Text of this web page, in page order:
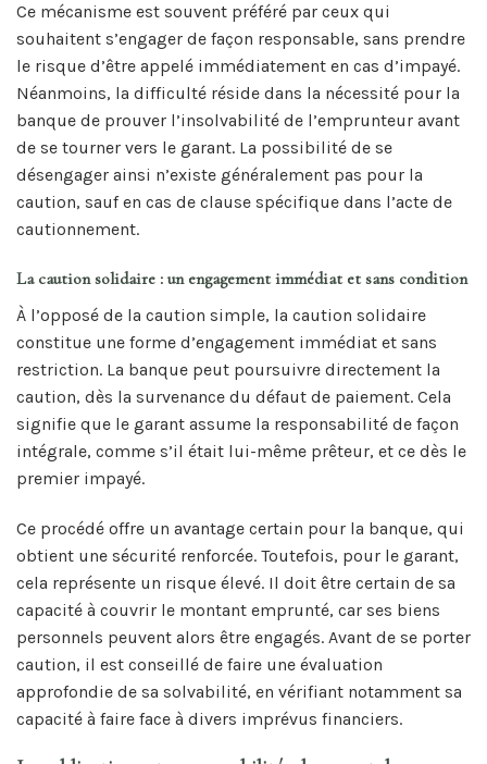
Ce mécanisme est souvent préféré par ceux qui
souhaitent s’engager de façon responsable, sans prendre
le risque d’être appelé immédiatement en cas d’impayé.
Néanmoins, la difficulté réside dans la nécessité pour la
banque de prouver l’insolvabilité de l’emprunteur avant
de se tourner vers le garant. La possibilité de se
désengager ainsi n’existe généralement pas pour la
caution, sauf en cas de clause spécifique dans l’acte de
cautionnement.
La caution solidaire : un engagement immédiat et sans condition
À l’opposé de la caution simple, la caution solidaire
constitue une forme d’engagement immédiat et sans
restriction. La banque peut poursuivre directement la
caution, dès la survenance du défaut de paiement. Cela
signifie que le garant assume la responsabilité de façon
intégrale, comme s’il était lui-même prêteur, et ce dès le
premier impayé.
Ce procédé offre un avantage certain pour la banque, qui
obtient une sécurité renforcée. Toutefois, pour le garant,
cela représente un risque élevé. Il doit être certain de sa
capacité à couvrir le montant emprunté, car ses biens
personnels peuvent alors être engagés. Avant de se porter
caution, il est conseillé de faire une évaluation
approfondie de sa solvabilité, en vérifiant notamment sa
capacité à faire face à divers imprévus financiers.